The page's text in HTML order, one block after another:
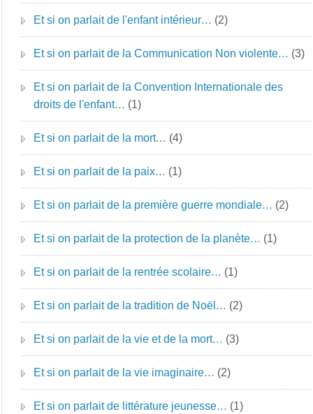
Et si on parlait de l'enfant intérieur… (2)
Et si on parlait de la Communication Non violente… (3)
Et si on parlait de la Convention Internationale des
droits de l'enfant… (1)
Et si on parlait de la mort… (4)
Et si on parlait de la paix… (1)
Et si on parlait de la première guerre mondiale… (2)
Et si on parlait de la protection de la planète… (1)
Et si on parlait de la rentrée scolaire… (1)
Et si on parlait de la tradition de Noël… (2)
Et si on parlait de la vie et de la mort… (3)
Et si on parlait de la vie imaginaire… (2)
Et si on parlait de littérature jeunesse… (1)